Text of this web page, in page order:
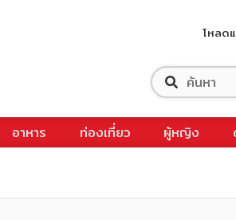
โหลด
อาหาร ท่องเที่ยว ผู้หญิง